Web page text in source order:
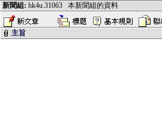
新聞組: hk4u.31063 本新聞組的資料
主旨